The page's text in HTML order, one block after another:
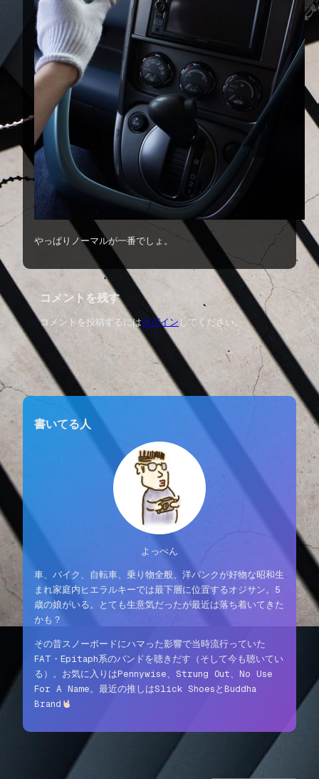
やっぱりノーマルが一番でしょ。
コメントを残す
コメントを投稿するには ログイン してください。
書いてる人
よっぺん
車、バイク、自転車、乗り物全般、洋パンクが好物な昭和生
まれ家庭内ヒエラルキーでは最下層に位置するオジサン。5
歳の娘がいる。とても生意気だったが最近は落ち着いてきた
かも？
その昔スノーボードにハマった影響で当時流行っていた
FAT・Epitaph系のバンドを聴きだす（そして今も聴いてい
る）。お気に入りはPennywise、Strung Out、No Use
For A Name。最近の推しはSlick ShoesとBuddha
Brand